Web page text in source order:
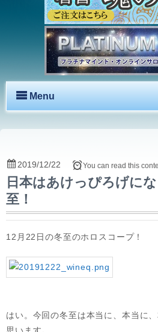
Menu
日本はあけっぴろげに
至！
2019/12/22 You can read this
12月22日の冬至のホロスコープ！
はい。今回の冬至は本当に、本当に